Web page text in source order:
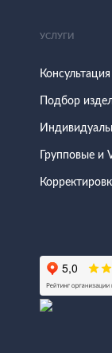
УСЛУГИ
Подбор
Групповые и